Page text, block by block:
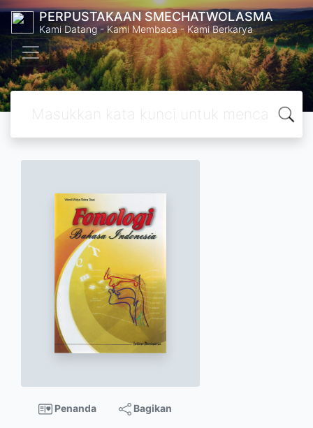
PERPUSTAKAAN SMECHATWOLASMA
Kami Datang - Kami Membaca - Kami Berkarya
Penanda Bagikan